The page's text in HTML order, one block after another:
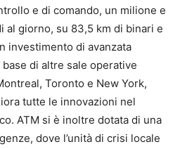
e di comando, un milione e
al giorno, su 83,5 km di binari e
investimento di avanzata
di altre sale operative
Toronto e New York,
tutte le innovazioni nel
ATM si è inoltre dotata di una
dove l’unità di crisi locale